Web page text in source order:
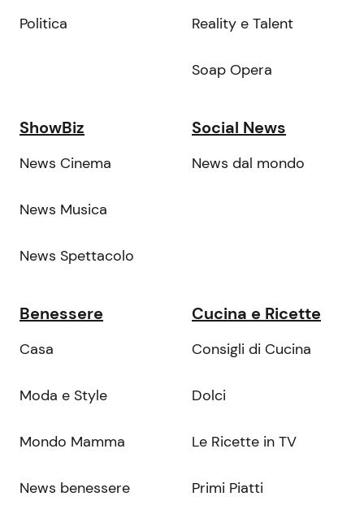
Politica Reality e Talent
Soap Opera
ShowBiz
News Cinema
News Musica
News Spettacolo
Social News
News dal mondo
Benessere
Casa
Moda e Style
Mondo Mamma
News benessere
Cucina e Ricette
Consigli di Cucina
Dolci
Le Ricette in TV
Primi Piatti